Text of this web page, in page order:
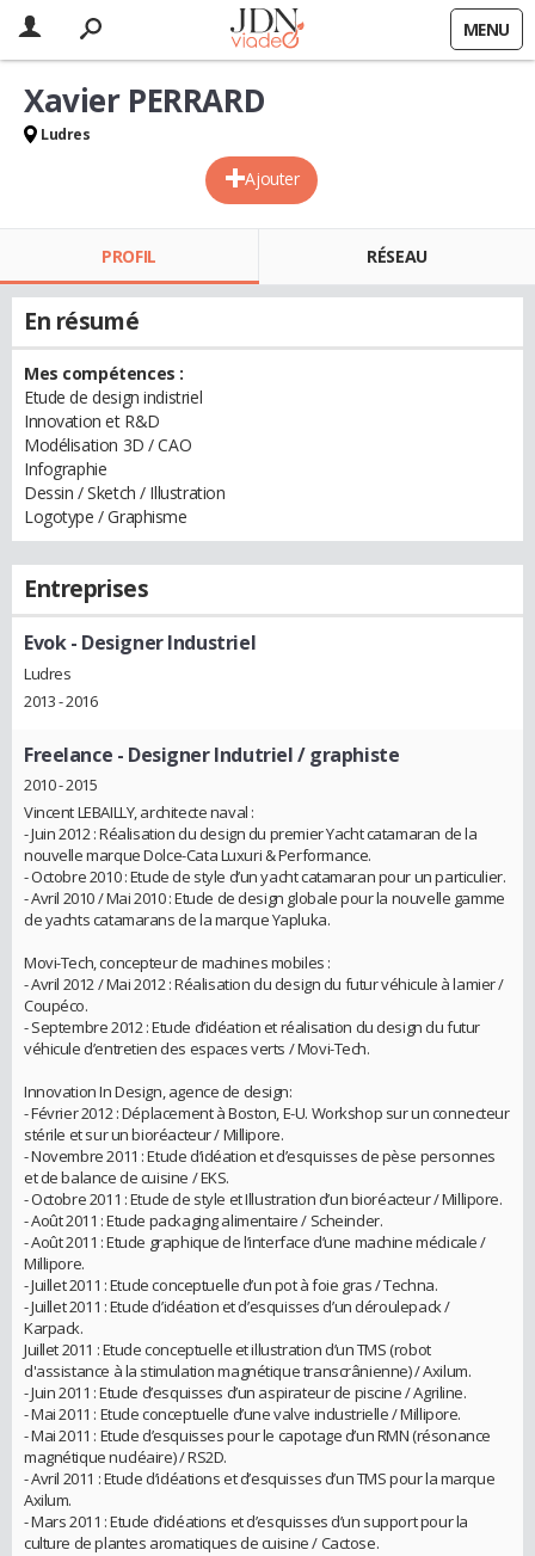
MENU
Ajouter
Xavier PERRARD
Ludres
PROFIL RÉSEAU
En résumé
Mes compétences :
Etude de design indistriel
Innovation et R&D
Modélisation 3D / CAO
Infographie
Dessin / Sketch / Illustration
Logotype / Graphisme
Entreprises
Evok- Designer Industriel
Ludres
2013 - 2016
Freelance - Designer Indutriel / graphiste
2010 - 2015
Vincent LEBAILLY, architecte naval :
- Juin 2012 : Réalisation du design du premier Yacht catamaran de la
nouvelle marque Dolce-Cata Luxuri & Performance.
- Octobre 2010 : Etude de style d’un yacht catamaran pour un particulier.
- Avril 2010 / Mai 2010 : Etude de design globale pour la nouvelle gamme
de yachts catamarans de la marque Yapluka.
Movi-Tech, concepteur de machines mobiles :
- Avril 2012 / Mai 2012 : Réalisation du design du futur véhicule à lamier /
Coupéco.
- Septembre 2012 : Etude d’idéation et réalisation du design du futur
véhicule d’entretien des espaces verts / Movi-Tech.
Innovation In Design, agence de design:
- Février 2012 : Déplacement à Boston, E-U. Workshop sur un connecteur
stérile et sur un bioréacteur / Millipore.
- Novembre 2011 : Etude d’idéation et d’esquisses de pèse personnes
et de balance de cuisine / EKS.
- Octobre 2011 : Etude de style et Illustration d’un bioréacteur / Millipore.
- Août 2011 : Etude packaging alimentaire / Scheinder.
- Août 2011 : Etude graphique de l’interface d’une machine médicale /
Millipore.
- Juillet 2011 : Etude conceptuelle d’un pot à foie gras / Techna.
- Juillet 2011 : Etude d’idéation et d’esquisses d’un déroulepack /
Karpack.
Juillet 2011 : Etude conceptuelle et illustration d’un TMS (robot
d'assistance à la stimulation magnétique transcrânienne) / Axilum.
- Juin 2011 : Etude d’esquisses d’un aspirateur de piscine / Agriline.
- Mai 2011 : Etude conceptuelle d’une valve industrielle / Millipore.
- Mai 2011 : Etude d’esquisses pour le capotage d’un RMN (résonance
magnétique nucléaire) / RS2D.
- Avril 2011 : Etude d’idéations et d’esquisses d’un TMS pour la marque
Axilum.
- Mars 2011 : Etude d’idéations et d’esquisses d’un support pour la
culture de plantes aromatiques de cuisine / Cactose.